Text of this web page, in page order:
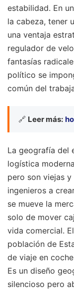
estabilidad. En
la cabeza, tener
una ventaja
regulador de
fantasías
político se
común del
🔗 Leer más:
La geografía del
logística
pero son viejas
ingenieros a
se mueve la
solo de mover
vida comercial.
población de
de viaje en
Es un diseño
silencioso pero